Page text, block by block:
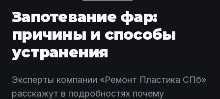
Запотевание фар:
причины и способы
устранения
Эксперты компании «Ремонт Пластика СПб»
расскажут в подробностях почему